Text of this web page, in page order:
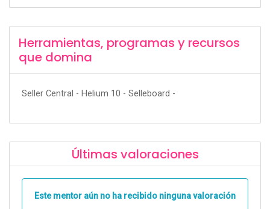
Herramientas, programas y recursos
que domina
Seller Central - Helium 10 - Selleboard -
Últimas valoraciones
Este mentor aún no ha recibido ninguna valoración